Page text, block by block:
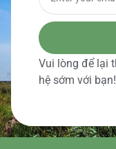
Vui lòng để lại
hệ sớm với bạn!